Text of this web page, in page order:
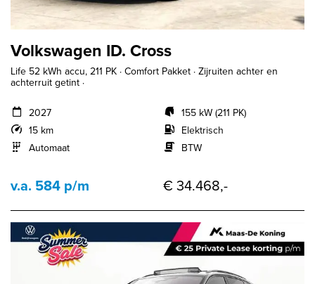
Volkswagen ID. Cross
Life 52 kWh accu, 211 PK · Comfort Pakket · Zijruiten achter en
achterruit getint ·
2027
15 km
Automaat
155 kW (211 PK)
Elektrisch
BTW
v.a. 584 p/m € 34.468,-